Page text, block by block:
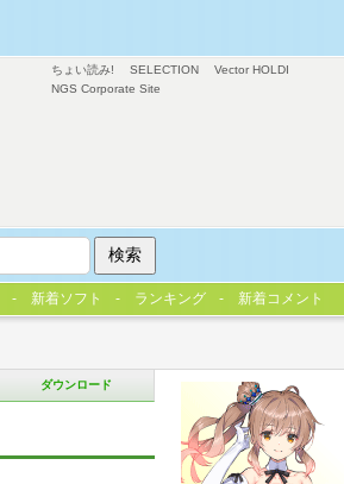
ダウンロード
ちょい読み! SELECTION
Vector HOLDI
NGS Corporate Site
新着ソフト ランキング 新着コメント